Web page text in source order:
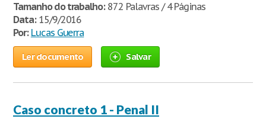
Tamanho do trabalho:872 Palavras / 4 Páginas
Data:15/9/2016
Por: Lucas Guerra
Ler documento Salvar
Caso concreto 1 - Penal II